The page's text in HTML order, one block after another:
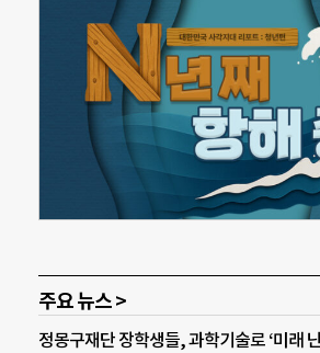
주요 뉴스 >
정몽구재단 장학생들, 과학기술로 ‘미래